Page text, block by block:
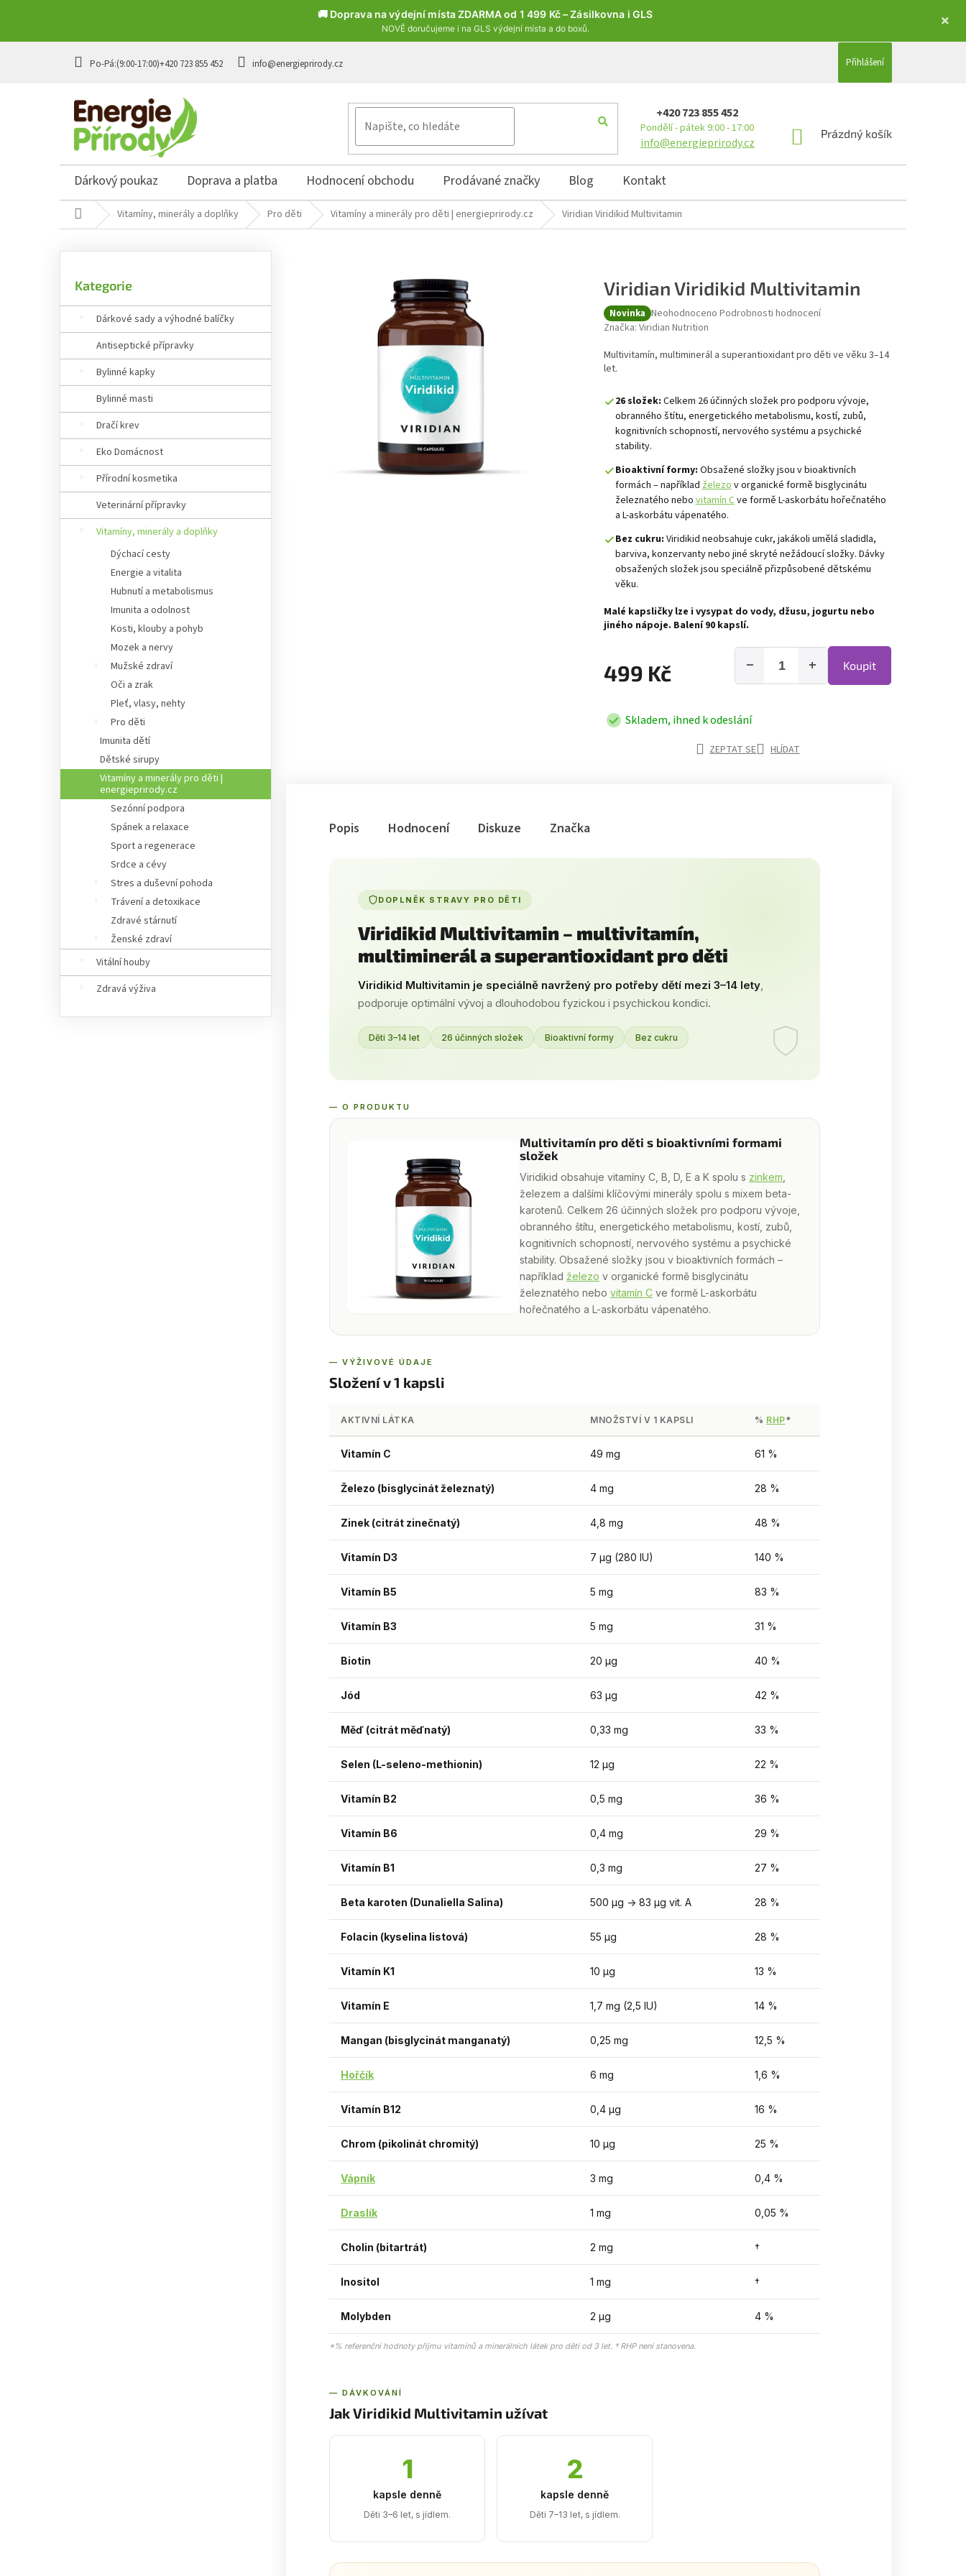
🚚 Doprava na výdejní místa ZDARMA od 1 499 Kč – Zásilkovna i GLS
NOVĚ doručujeme i na GLS výdejní místa a do boxů.
+420 723 855 452 info@energieprirody.cz Přihlášení
+420 723 855 452
Pondělí - pátek 9:00 - 17:00
info@energieprirody.cz
NÁKUPNÍ KOŠÍK
Prázdný košík
Dárkový poukaz Doprava a platba Hodnocení obchodu Prodávané značky Blog Kontakt
Domů Vitamíny, minerály a doplňky Pro děti Vitamíny a minerály pro děti | energieprirody.cz Viridian Viridikid Multivitamin
Kategorie
Dárkové sady a výhodné balíčky
Antiseptické přípravky
Bylinné kapky
Bylinné masti
Dračí krev
Eko Domácnost
Přírodní kosmetika
Veterinární přípravky
Vitamíny, minerály a doplňky
Dýchací cesty
Energie a vitalita
Hubnutí a metabolismus
Imunita a odolnost
Kosti, klouby a pohyb
Mozek a nervy
Mužské zdraví
Oči a zrak
Pleť, vlasy, nehty
Pro děti
Imunita dětí
Dětské sirupy
Vitamíny a minerály pro děti |
energieprirody.cz
Sezónní podpora
Spánek a relaxace
Sport a regenerace
Srdce a cévy
Stres a duševní pohoda
Trávení a detoxikace
Zdravé stárnutí
Ženské zdraví
Vitální houby
Zdravá výživa
Viridian Viridikid Multivitamin
Novinka Průměrné hodnocení produktu je 0,0 z 5 hvězdiček.
Neohodnoceno Podrobnosti hodnocení
Značka: Viridian Nutrition
Multivitamín, multiminerál a superantioxidant pro děti ve věku 3–14
let.
26 složek: Celkem 26 účinných složek pro podporu vývoje,
obranného štítu, energetického metabolismu, kostí, zubů,
kognitivních schopností, nervového systému a psychické
stability.
Bioaktivní formy: Obsažené složky jsou v bioaktivních
formách – napříkladželezov organické formě bisglycinátu
železnatého nebovitamín Cve formě L-askorbátu hořečnatého
a L-askorbátu vápenatého.
Bez cukru: Viridikid neobsahuje cukr, jakákoli umělá sladidla,
barviva, konzervanty nebo jiné skryté nežádoucí složky. Dávky
obsažených složek jsou speciálně přizpůsobené dětskému
věku.
Malé kapsličky lze i vysypat do vody, džusu, jogurtu nebo
jiného nápoje. Balení 90 kapslí.
499 Kč +
− Koupit
Skladem, ihned k odeslání
ZEPTAT SE HLÍDAT
Popis Hodnocení Diskuze Značka
DOPLNĚK STRAVY PRO DĚTI
Viridikid Multivitamin – multivitamín,
multiminerál a superantioxidant pro děti
Viridikid Multivitamin je speciálně navržený pro potřeby dětí mezi 3–14 lety,
podporuje optimální vývoj a dlouhodobou fyzickou i psychickou kondici.
Děti 3–14 let 26 účinných složek Bioaktivní formy Bez cukru
— O PRODUKTU
Multivitamín pro děti s bioaktivními formami
složek
Viridikid obsahuje vitamíny C, B, D, E a K spolu s zinkem,
železem a dalšími klíčovými minerály spolu s mixem beta-
karotenů. Celkem 26 účinných složek pro podporu vývoje,
obranného štítu, energetického metabolismu, kostí, zubů,
kognitivních schopností, nervového systému a psychické
stability. Obsažené složky jsou v bioaktivních formách –
například železo v organické formě bisglycinátu
železnatého nebo vitamín C ve formě L-askorbátu
hořečnatého a L-askorbátu vápenatého.
— VÝŽIVOVÉ ÚDAJE
Složení v 1 kapsli
AKTIVNÍ LÁTKA MNOŽSTVÍ V 1 KAPSLI % RHP*
Vitamín C 49 mg 61 %
Železo (bisglycinát železnatý) 4 mg 28 %
Zinek (citrát zinečnatý) 4,8 mg 48 %
Vitamín D3 7 µg (280 IU) 140 %
Vitamín B5 5 mg 83 %
Vitamín B3 5 mg 31 %
Biotin 20 µg 40 %
Jód 63 µg 42 %
Měď (citrát měďnatý) 0,33 mg 33 %
Selen (L-seleno-methionin) 12 µg 22 %
Vitamín B2 0,5 mg 36 %
Vitamín B6 0,4 mg 29 %
Vitamín B1 0,3 mg 27 %
Beta karoten (Dunaliella Salina) 500 µg -> 83 µg vit. A 28 %
Folacin (kyselina listová) 55 µg 28 %
Vitamín K1 10 µg 13 %
Vitamín E 1,7 mg (2,5 IU) 14 %
Mangan (bisglycinát manganatý) 0,25 mg 12,5 %
Hořčík 6 mg 1,6 %
Vitamín B12 0,4 µg 16 %
Chrom (pikolinát chromitý) 10 µg 25 %
Vápník 3 mg 0,4 %
Draslík 1 mg 0,05 %
Cholin (bitartrát) 2 mg †
Inositol 1 mg †
Molybden 2 µg 4 %
*% referenční hodnoty příjmu vitamínů a minerálních látek pro děti od 3 let. † RHP není stanovena.
— DÁVKOVÁNÍ
Jak Viridikid Multivitamin užívat
1
kapsle denně
Děti 3–6 let, s jídlem.
2
kapsle denně
Děti 7–13 let, s jídlem.